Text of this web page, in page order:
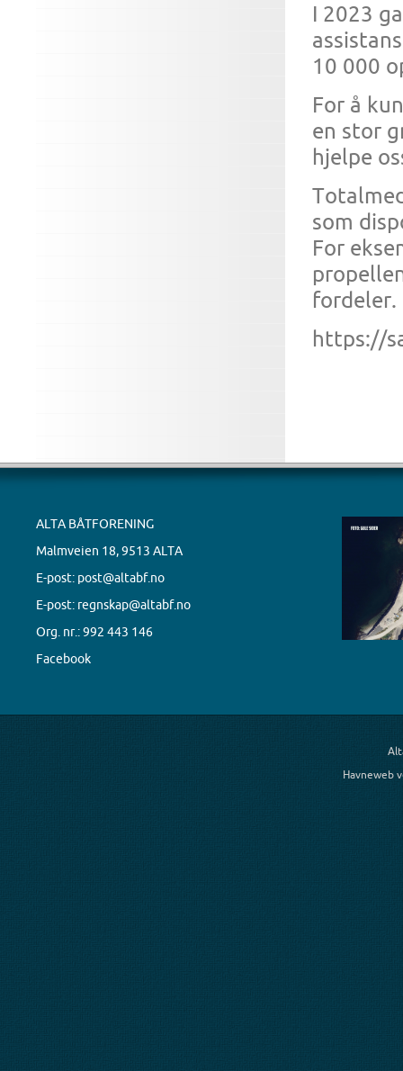
I 2023
10 000
For å
en stor
hjelpe
som
For
https://
ALTA BÅTFORENING
Malmveien 18, 9513 ALTA
E-post: post@altabf.no
E-post: regnskap@altabf.no
Org. nr.: 992 443 146
Facebook
Havneweb